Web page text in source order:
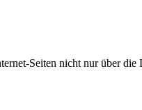
Seiten nicht nur über